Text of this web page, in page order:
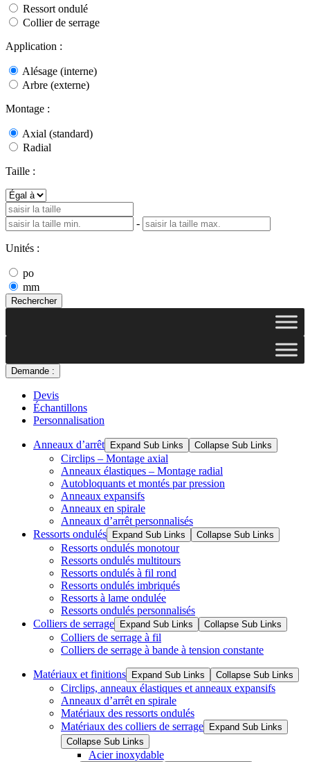
Ressort ondulé
Collier de serrage
Application :
Alésage (interne)
Arbre (externe)
Montage :
Axial (standard)
Radial
Taille :
-
Unités :
po
mm
Rechercher
Demande :
Devis
Échantillons
Personnalisation
Anneaux d’arrêt Expand Sub Links Collapse Sub Links
Circlips – Montage axial
Anneaux élastiques – Montage radial
Autobloquants et montés par pression
Anneaux expansifs
Anneaux en spirale
Anneaux d’arrêt personnalisés
Ressorts ondulés
Expand Sub Links Collapse Sub Links
Ressorts ondulés monotour
Ressorts ondulés multitours
Ressorts ondulés à fil rond
Ressorts ondulés imbriqués
Ressorts à lame ondulée
Ressorts ondulés personnalisés
Colliers de serrage
Expand Sub Links Collapse Sub Links
Colliers de serrage à fil
Colliers de serrage à bande à tension constante
Matériaux et finitions Expand Sub Links Collapse Sub Links
Circlips, anneaux élastiques et anneaux expansifs
Anneaux d’arrêt en spirale
Matériaux des ressorts ondulés
Matériaux des colliers de serrage
Expand Sub Links
Collapse Sub Links
Acier inoxydable